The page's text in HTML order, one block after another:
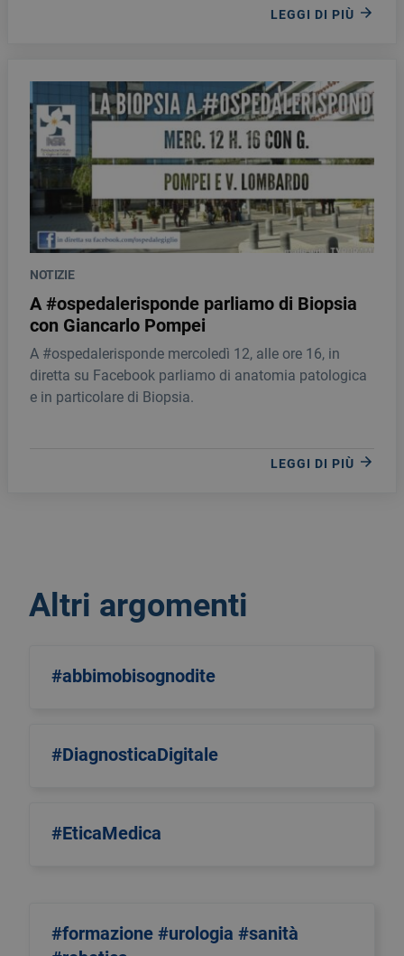
LEGGI DI PIÙ
NOTIZIE
A #ospedalerisponde parliamo di Biopsia
con Giancarlo Pompei
A #ospedalerisponde mercoledì 12, alle ore 16, in
diretta su Facebook parliamo di anatomia patologica
e in particolare di Biopsia.
LEGGI DI PIÙ
Altri argomenti
#abbimobisognodite
#DiagnosticaDigitale
#EticaMedica
#formazione #urologia #sanità